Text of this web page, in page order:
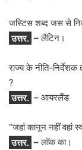
जस्टिस शब्द जस से
उत्तर. –लैटिन।
राज्य के नीति-
?
उत्तर. – आयरलैंड
“जहां कानून नहीं वहां
उत्तर. –लॉक का।